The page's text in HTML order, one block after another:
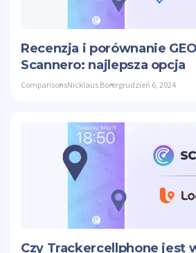
Recenzja i porównanie
Scannero: najlepsza opcja
ComparisonsNicklaus Borergrudzień 6, 2024
Czy Trackercellphone jest